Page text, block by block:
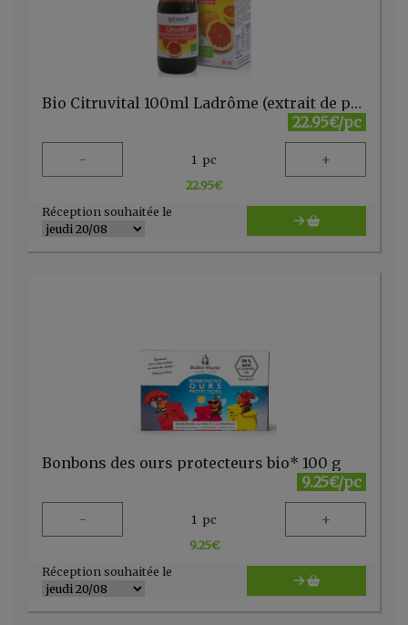
Bio Citruvital 100ml Ladrôme (extrait de pépins de pamplemousse)
22.95€/pc
- 1 pc +
22.95€
Réception souhaitée le
Bonbons des ours protecteurs bio* 100 g
9.25€/pc
- 1 pc +
9.25€
Réception souhaitée le